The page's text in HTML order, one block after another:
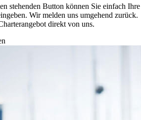
stehenden Button können Sie einfach Ihre
Wir melden uns umgehend zurück.
direkt von uns.